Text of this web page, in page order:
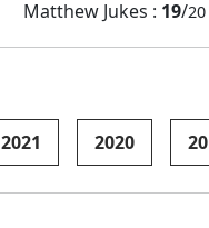
Matthew Jukes : 19/20
2021 2020